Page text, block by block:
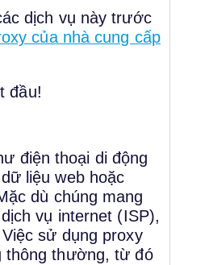
dịch vụ này trước
của nhà cung cấp
đầu!
điện thoại di động
liệu web hoặc
dù chúng mang
vụ internet (ISP),
sử dụng proxy
thông thường, từ đó